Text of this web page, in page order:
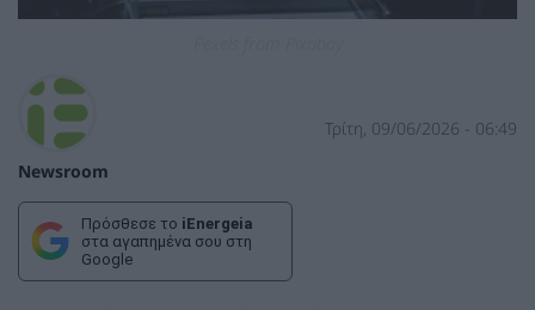
Newsroom
Τρίτη, 09/06/2026 - 06:49
Πρόσθεσε το iEnergeia
στα αγαπημένα σου στη
Google